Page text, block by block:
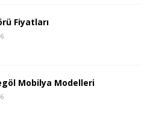
Fiyatları
Mobilya Modelleri